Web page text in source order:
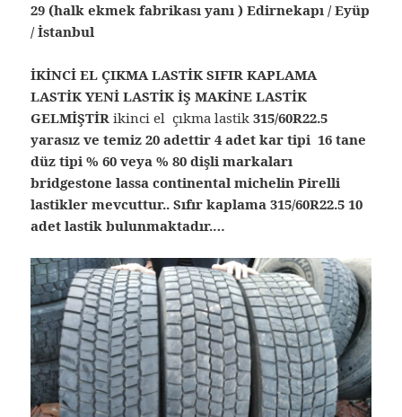
29 (halk ekmek fabrikası yanı ) Edirnekapı / Eyüp
/ İstanbul
İKİNCİ EL ÇIKMA LASTİK SIFIR KAPLAMA
LASTİK YENİ LASTİK İŞ MAKİNE LASTİK
GELMİŞTİRikinci el çıkma lastik315/60R22.5
yarasız ve temiz 20 adettir 4 adet kar tipi 16 tane
düz tipi % 60 veya % 80 dişli markaları
bridgestone lassa continental michelin Pirelli
lastikler mevcuttur.. Sıfır kaplama 315/60R22.5 10
adet lastik bulunmaktadır.…